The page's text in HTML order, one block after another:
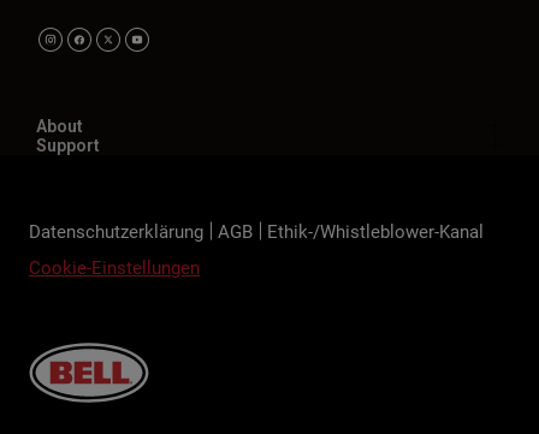
About
Support
Datenschutzerklärung AGB
Ethik-/Whistleblower-Kanal
Cookie-Einstellungen